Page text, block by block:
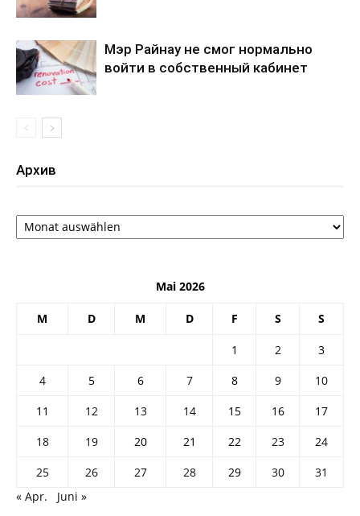
Мэр Райнау не смог нормально
войти в собственный кабинет
Архив
Архив
Mai 2026
M D M D F S S
1 2
3
4
5 6 7 8 9
10
11
12 13 14 15 16
17
18
19 20 21 22 23
24
25
26 27 28 29 30
31
« Apr.
Juni »